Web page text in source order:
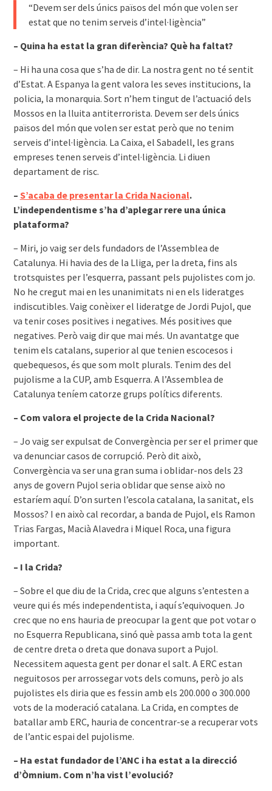
“Devem ser dels únics països del món que volen ser
estat que no tenim serveis d’intel·ligència”
– Quina ha estat la gran diferència? Què ha faltat?
– Hi ha una cosa que s’ha de dir. La nostra gent no té sentit
d’Estat. A Espanya la gent valora les seves institucions, la
policia, la monarquia. Sort n’hem tingut de l’actuació dels
Mossos en la lluita antiterrorista. Devem ser dels únics
països del món que volen ser estat però que no tenim
serveis d’intel·ligència. La Caixa, el Sabadell, les grans
empreses tenen serveis d’intel·ligència. Li diuen
departament de risc.
– S’acaba de presentar la Crida Nacional.
L’independentisme s’ha d’aplegar rere una única
plataforma?
– Miri, jo vaig ser dels fundadors de l’Assemblea de
Catalunya. Hi havia des de la Lliga, per la dreta, fins als
trotsquistes per l’esquerra, passant pels pujolistes com jo.
No he cregut mai en les unanimitats ni en els lideratges
indiscutibles. Vaig conèixer el lideratge de Jordi Pujol, que
va tenir coses positives i negatives. Més positives que
negatives. Però vaig dir que mai més. Un avantatge que
tenim els catalans, superior al que tenien escocesos i
quebequesos, és que som molt plurals. Tenim des del
pujolisme a la CUP, amb Esquerra. A l’Assemblea de
Catalunya teníem catorze grups polítics diferents.
– Com valora el projecte de la Crida Nacional?
– Jo vaig ser expulsat de Convergència per ser el primer que
va denunciar casos de corrupció. Però dit això,
Convergència va ser una gran suma i oblidar-nos dels 23
anys de govern Pujol seria oblidar que sense això no
estaríem aquí. D’on surten l’escola catalana, la sanitat, els
Mossos? I en això cal recordar, a banda de Pujol, els Ramon
Trias Fargas, Macià Alavedra i Miquel Roca, una figura
important.
– I la Crida?
– Sobre el que diu de la Crida, crec que alguns s’entesten a
veure qui és més independentista, i aquí s’equivoquen. Jo
crec que no ens hauria de preocupar la gent que pot votar o
no Esquerra Republicana, sinó què passa amb tota la gent
de centre dreta o dreta que donava suport a Pujol.
Necessitem aquesta gent per donar el salt. A ERC estan
neguitosos per arrossegar vots dels comuns, però jo als
pujolistes els diria que es fessin amb els 200.000 o 300.000
vots de la moderació catalana. La Crida, en comptes de
batallar amb ERC, hauria de concentrar-se a recuperar vots
de l’antic espai del pujolisme.
– Ha estat fundador de l’ANC i ha estat a la direcció
d’Òmnium. Com n’ha vist l’evolució?